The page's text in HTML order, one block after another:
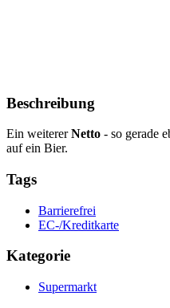
Beschreibung
Ein weitererNetto - so gerade
auf ein Bier.
Tags
Barrierefrei
EC-/Kreditkarte
Kategorie
Supermarkt